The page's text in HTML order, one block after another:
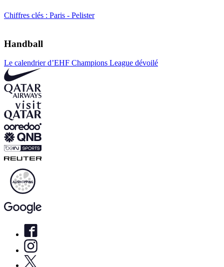
Chiffres clés : Paris - Pelister
Handball
Le calendrier d’EHF Champions League dévoilé